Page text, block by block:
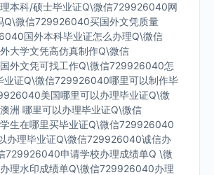
本科/硕士毕业证Q\微信729926040网
Q\微信729926040买国外文凭质量
国外本科毕业证怎么办理Q\微信
大学文凭高仿真制作Q\微信
外文凭可找工作Q\微信729926040怎
业证Q\微信729926040哪里可以制作毕
美国哪里可以办理毕业证Q\微
洲 哪里可以办理毕业证Q\微信
生在哪里买毕业证Q\微信729926040
办理毕业证Q\微信729926040诚信办
729926040申请学校办理成绩单Q \微
理水印成绩单Q\微信729926040办理